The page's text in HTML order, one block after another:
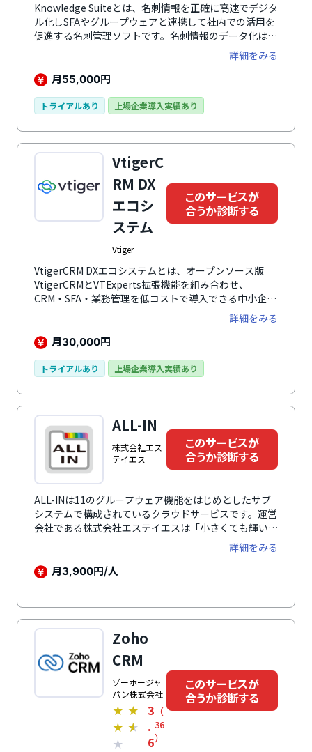
Knowledge Suiteとは、名刺情報を正確に高速でデジタ
ル化しSFAやグループウェアと連携して社内での活用を
促進する名刺管理ソフトです。名刺情報のデータ化は、
名刺に手書きしたメモさえも認識するほど高性能な
OCRや、独自の辞書機能、オペレーターによる正確さ
入力で反映されます。取り込んだ名刺情報は自動的に
どのデータを紐付けて一元管理が可能です。データ補正
するため安全にデータを保管できます。
詳細をみる
月55,000円
トライアルあり 上場企業導入実績あり
VtigerC
RM DX
エコシ
ステム
Vtiger
このサービスが
合うか診断する
VtigerCRM DXエコシステムとは、オープンソース版
VtigerCRMとVTExperts拡張機能を組み合わせ、
CRM・SFA・業務管理を低コストで導入できる中小企業
向けCRMです。サーバー選定、インストール、日本語
化、初期設定、運用サポートまで支援し、Excelや個人
管理に分散した顧客情報を一元化します。
詳細をみる
月30,000円
トライアルあり 上場企業導入実績あり
ALL-IN
株式会社エス
テイエス
このサービスが
合うか診断する
ALL-INは11のグループウェア機能をはじめとしたサブ
システムで構成されているクラウドサービスです。運営
会社である株式会社エステイエスは「小さくても輝いて
いるカッコいい会社を増やしたい！」と考え、中小・小
規模事業者に必要な機能をすべて搭載しています。導入
実績は270社以上と多くの企業で利用されています。グ
ど経営に必要な機能をこれひとつに集約。それぞれに入
力されたデータは全システムへリアルタイムに反映され
ます。勤怠管理、タスク共有管理、イベント管理・アド
レス帳など豊富な機能を搭載しているのも特徴のひとつ
です。グループウェアの情報は従業員で共有されるた
め、管理の負担削減につながります。データはすべて信
頼の高い高セキュリティなクラウド上に保存されるた
め、安全して利用できます。
詳細をみる
月3,900円/人
Zoho
CRM
ゾーホージャ
パン株式会社
★ ★
★ ★
★
3
.
6
（
36
）
このサービスが
合うか診断する